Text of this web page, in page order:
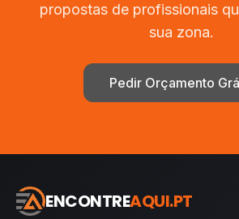
propostas de profissionais
sua zona.
Pedir Orçamento
ENCONTREAQUI.PT